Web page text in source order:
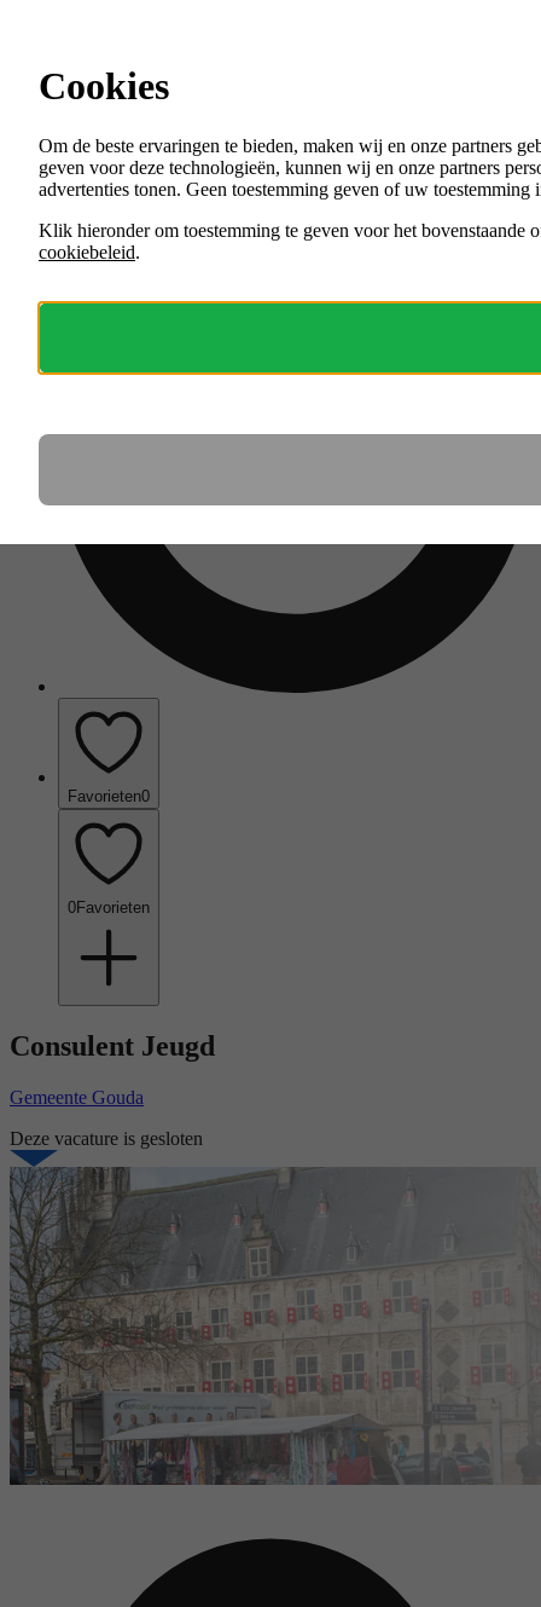
Menu
VACATURES
ORGANISATIES
Favorieten0
0Favorieten
Consulent Jeugd
Gemeente Gouda
Deze vacature is gesloten
Cookies
Om de beste ervaringen te bieden, maken wij en onze partners
geven voor deze technologieën, kunnen wij en onze partners
advertenties tonen. Geen toestemming geven of uw
Klik hieronder om toestemming te geven voor het bovenstaande
cookiebeleid.